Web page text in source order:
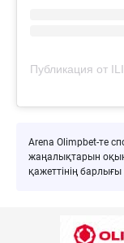
Публикация от
Arena Olimpbet-те
жаңалықтарын
қажеттінің